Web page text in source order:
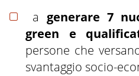
a generare 7
green e
persone che
svantaggio socio-